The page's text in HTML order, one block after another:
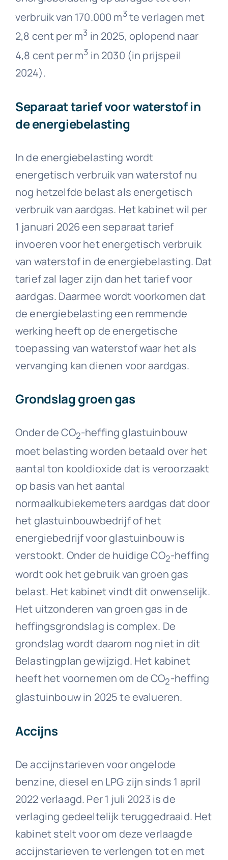
verbruik van 170.000 m3te verlagen met
2,8 cent per m3 in 2025, oplopend naar
4,8 cent per m3 in 2030 (in prijspeil
2024).
Separaat tarief voor waterstof in
de energiebelasting
In de energiebelasting wordt
energetisch verbruik van waterstof nu
nog hetzelfde belast als energetisch
verbruik van aardgas. Het kabinet wil per
1 januari 2026 een separaat tarief
invoeren voor het energetisch verbruik
van waterstof in de energiebelasting. Dat
tarief zal lager zijn dan het tarief voor
aardgas. Daarmee wordt voorkomen dat
de energiebelasting een remmende
werking heeft op de energetische
toepassing van waterstof waar het als
vervanging kan dienen voor aardgas.
Grondslag groen gas
Onder de CO2-heffing glastuinbouw
moet belasting worden betaald over het
aantal ton kooldioxide dat is veroorzaakt
op basis van het aantal
normaalkubiekemeters aardgas dat door
het glastuinbouwbedrijf of het
energiebedrijf voor glastuinbouw is
verstookt. Onder de huidige CO2-heffing
wordt ook het gebruik van groen gas
belast. Het kabinet vindt dit onwenselijk.
Het uitzonderen van groen gas in de
heffingsgrondslag is complex. De
grondslag wordt daarom nog niet in dit
Belastingplan gewijzigd. Het kabinet
heeft het voornemen om de CO2-heffing
glastuinbouw in 2025 te evalueren.
Accijns
De accijnstarieven voor ongelode
benzine, diesel en LPG zijn sinds 1 april
2022 verlaagd. Per 1 juli 2023 is de
verlaging gedeeltelijk teruggedraaid. Het
kabinet stelt voor om deze verlaagde
accijnstarieven te verlengen tot en met